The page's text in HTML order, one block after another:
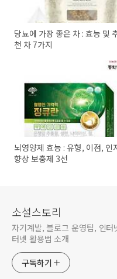
당뇨에 가장 좋은 차 : 효능 및
천 차 7가지
뇌영양제 효능 : 유형, 이점, 인
향상 보충제 3선
소셜스토리
자기계발, 블로그 운영팁, 인
터넷 활용법 소개
구독하기